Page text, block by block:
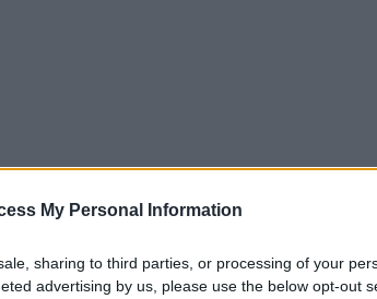
My Personal Information
sharing to third parties, or processing of your
advertising by us, please use the below opt-out